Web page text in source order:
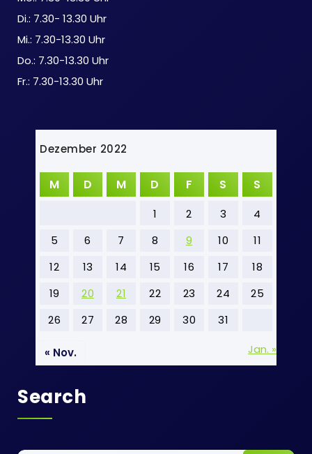
Di.: 7.30- 13.30 Uhr
Mi.: 7.30-13.30 Uhr
Do.: 7.30-13.30 Uhr
Fr.: 7.30-13.30 Uhr
Dezember 2022
M D M D F S S
1 2 3
4
5
6 7 8 9 10
11
12
13 14 15 16 17
18
19
20 21 22 23 24
25
26
27 28 29 30 31
« Nov. Jan. »
Search